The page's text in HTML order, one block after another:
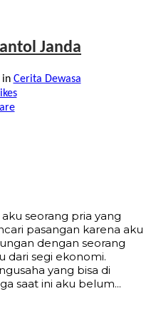
Janda
Cerita Dewasa
seorang pria yang
pasangan karena aku
dengan seorang
dari segi ekonomi.
yang bisa di
saat ini aku belum...